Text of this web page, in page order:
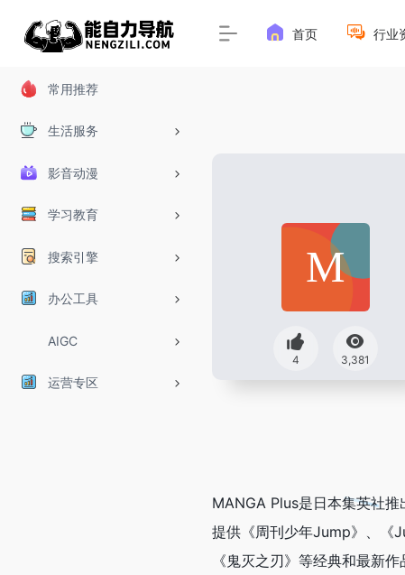
常用推荐
生活服务
影音动漫
学习教育
搜索引擎
办公工具
AIGC
运营专区
首页 行业
4 3,381
MANGA Plus是日本集英社
提供《周刊少年Jump》、《
《鬼灭之刃》等经典和最新